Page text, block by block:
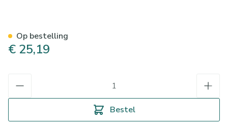
€ 25,19
Bestel
Op bestelling